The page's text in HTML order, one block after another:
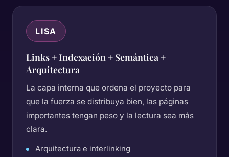
LISA
Links + Indexación + Semántica +
Arquitectura
La capa interna que ordena el proyecto para
que la fuerza se distribuya bien, las páginas
importantes tengan peso y la lectura sea más
clara.
Arquitectura e interlinking